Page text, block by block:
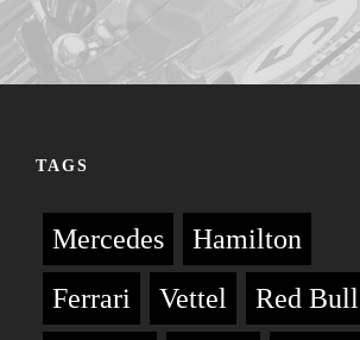
TAGS
Mercedes
Hamilton
Ferrari
Vettel
Red Bull